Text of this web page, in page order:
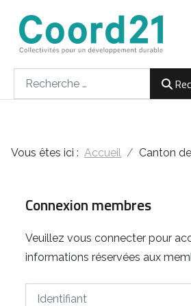
Vous êtes ici : Accueil Canton
Connexion membres
Veuillez vous connecter pour
informations réservées aux
Identifiant
Développement durable et Agenda 21
Implémentation locale de l'Agenda
2021
2022
2024
Lettres d'informations
Rencontres thématiques
Documents